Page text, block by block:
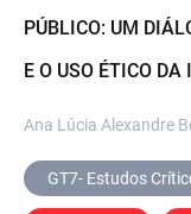
PÚBLICO: UM
E O USO ÉTICO
Ana Lúcia Alexandre
GT7- Estudos